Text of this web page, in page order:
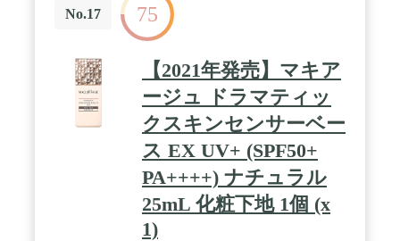
No.17 75
【2021年発売】マキア
ージュ ドラマティッ
クスキンセンサーベー
ス EX UV+ (SPF50+
PA++++) ナチュラル
25mL 化粧下地 1個 (x
1)